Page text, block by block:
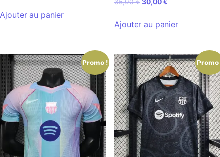
Ajouter au panier
35,00€ 30,00€
Ajouter au panier
Promo ! Promo